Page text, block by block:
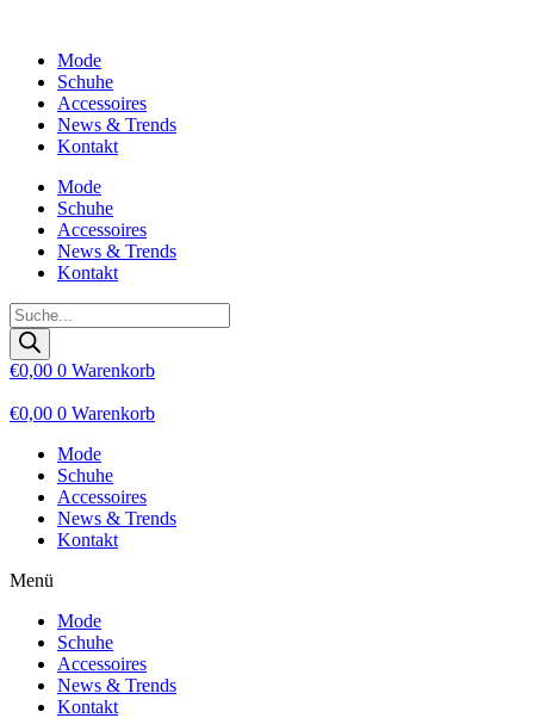
wechselnMode
Schuhe
Accessoires
News & Trends
Kontakt
Mode
Schuhe
Accessoires
News & Trends
Kontakt
Products
search
€0,00 0 Warenkorb
€0,00 0 Warenkorb
Mode
Schuhe
Accessoires
News & Trends
Kontakt
Menü
Mode
Schuhe
Accessoires
News & Trends
Kontakt